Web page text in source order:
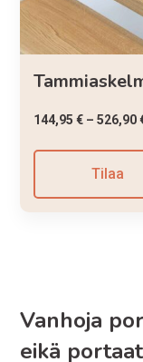
144,95€ –526,90
Tilaa
Vanhoja
eikä